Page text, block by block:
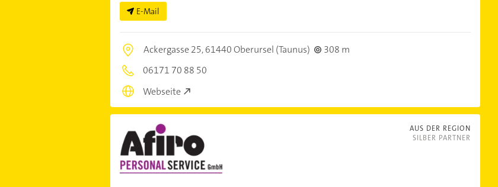
E-Mail
Ackergasse 25,61440 Oberursel (Taunus)
308 m
06171 70 88 50
Webseite
AUS DER REGION
SILBER PARTNER